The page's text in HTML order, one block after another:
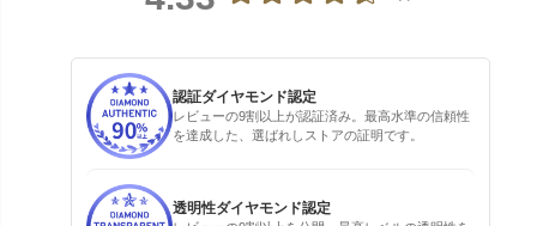
認証ダイヤモンド認定
レビューの9割以上が認証済み。最高水準の信頼性
を達成した、選ばれしストアの証明です。
透明性ダイヤモンド認定